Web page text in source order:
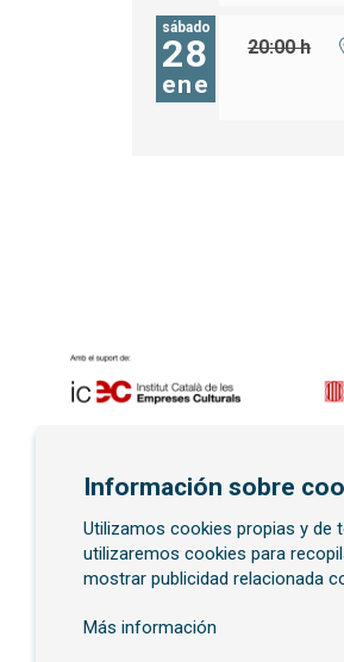
sábado
28
ene
20:00 h
Información sobre
Utilizamos cookies propias y de
utilizaremos cookies para
mostrar publicidad relacionada
Más información